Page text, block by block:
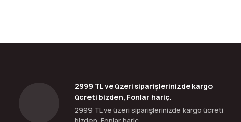
2999 TL ve üzeri siparişlerinizde kargo
ücreti bizden, Fonlar hariç.
2999 TL ve üzeri siparişlerinizde kargo ücreti